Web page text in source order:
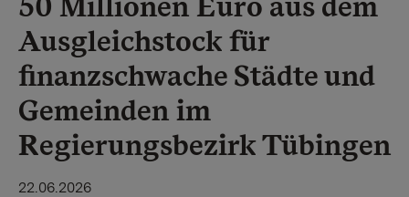
Ausgleichstock für
finanzschwache Städte und
Gemeinden im
Regierungsbezirk Tübingen
22.06.2026